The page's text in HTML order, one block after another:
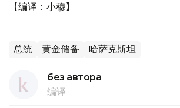
【编译：小穆】
总统 黄金储备 哈萨克斯坦
без автора
编译